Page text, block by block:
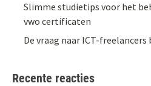
Slimme studietips voor het
vwo certificaten
De vraag naar ICT-
Recente reacties